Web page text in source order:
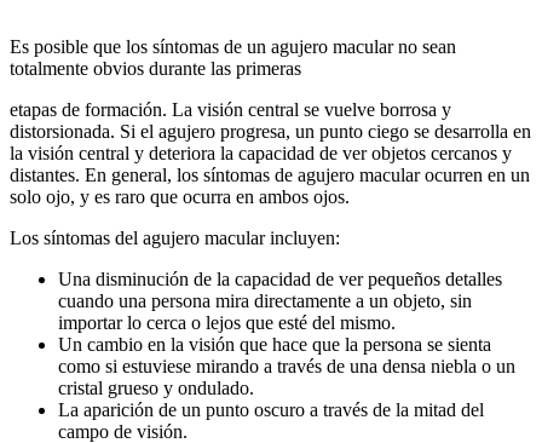
Es posible que los síntomas de un agujero macular no sean
totalmente obvios durante las primeras
etapas de formación. La visión central se vuelve borrosa y
distorsionada. Si el agujero progresa, un punto ciego se desarrolla en
la visión central y deteriora la capacidad de ver objetos cercanos y
distantes. En general, los síntomas de agujero macular ocurren en un
solo ojo, y es raro que ocurra en ambos ojos.
Los síntomas del agujero macular incluyen:
Una disminución de la capacidad de ver pequeños detalles
cuando una persona mira directamente a un objeto, sin
importar lo cerca o lejos que esté del mismo.
Un cambio en la visión que hace que la persona se sienta
como si estuviese mirando a través de una densa niebla o un
cristal grueso y ondulado.
La aparición de un punto oscuro a través de la mitad del
campo de visión.